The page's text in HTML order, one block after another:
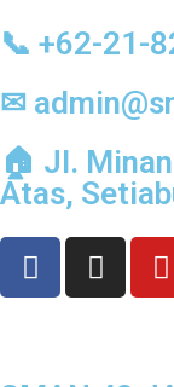
📞 +62-21-
✉
🏠︎ Jl.
Atas,